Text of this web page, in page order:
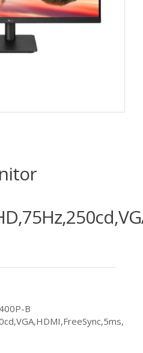
B